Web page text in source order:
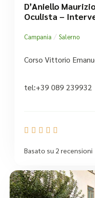
D’Aniello
Oculista –
Campania / Salerno
Corso Vittorio
tel:+39 089 239932
    
Basato su 2 recensioni